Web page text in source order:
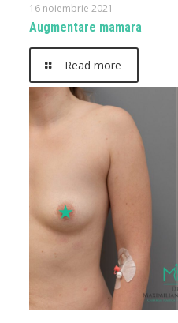
16 noiembrie 2021
Augmentare mamara
Read more